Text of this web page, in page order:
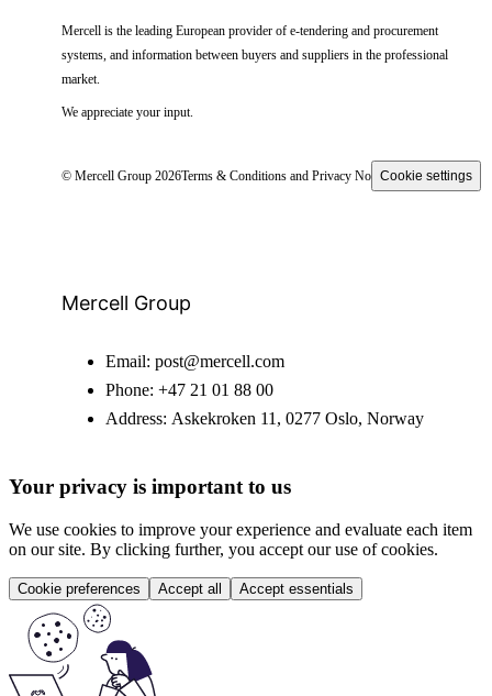
Mercell is the leading European provider of e-tendering and procurement
systems, and information between buyers and suppliers in the professional
market.
We appreciate your input.
© Mercell Group 2026Terms & Conditions and Privacy NoticeCookie settings
Mercell Group
Email: post@mercell.com
Phone: +47 21 01 88 00
Address: Askekroken 11, 0277 Oslo, Norway
Your privacy is important to us
We use cookies to improve your experience and evaluate each item
on our site. By clicking further, you accept our use of cookies.
Cookie preferences Accept all Accept essentials